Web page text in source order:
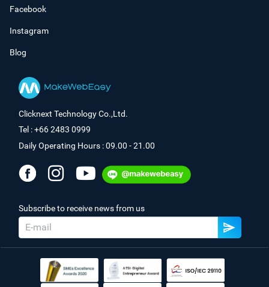
Facebook
Instagram
Blog
Clicknext Technology Co.,Ltd.
Tel : +66 2483 0999
Daily Operating Hours : 09.00 - 21.00
Subscribe to receive news from us